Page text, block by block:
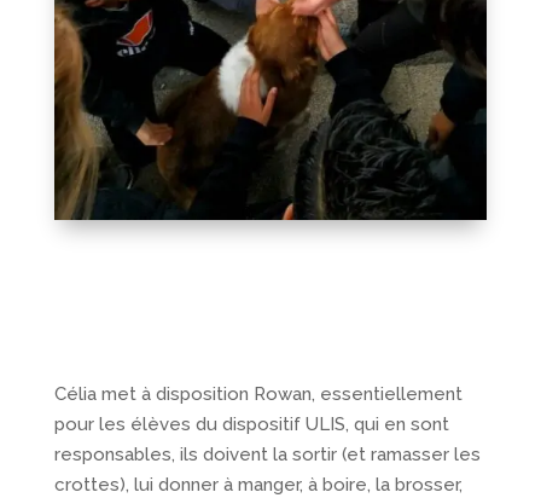
Célia met à disposition Rowan, essentiellement
pour les élèves du dispositif ULIS, qui en sont
responsables, ils doivent la sortir (et ramasser les
crottes), lui donner à manger, à boire, la brosser,